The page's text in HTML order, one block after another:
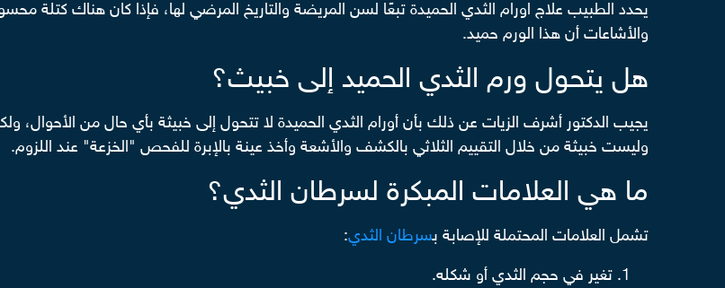
يحدد الطبيب علاج اورام الثدي الحميدة تبعًا لسن المريضة والتاريخ المرضي لها، فإذا كان هناك كتلة
والأشاعات أن هذا الورم حميد.
هل يتحول ورم الثدي الحميد إلى خبيث؟
يجيب الدكتور أشرف الزيات عن ذلك بأن أورام الثدي الحميدة لا تتحول إلى خبيثة بأي حال من الأحوال،
وليست خبيثة من خلال التقييم الثلاثي بالكشف والأشعة وأخذ عينة بالإبرة للفحص "الخزعة" عند اللزوم.
ما هي العلامات المبكرة لسرطان الثدي؟
تشمل العلامات المحتملة للإصابة بسرطان الثدي:
تغير في حجم الثدي أو شكله.